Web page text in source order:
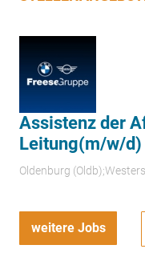
Assistenz der
Leitung(m/w/d)
Oldenburg
weitere Jobs